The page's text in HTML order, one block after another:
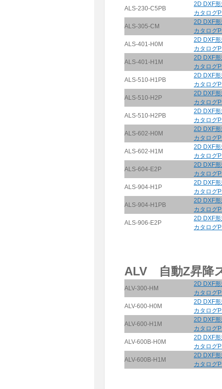
ALS-230-C5PB
2D DXF
カタログ
ALS-305-CM
2D DXF
カタログ
ALS-401-H0M
2D DXF
カタログ
ALS-401-H1M
2D DXF
カタログ
ALS-510-H1PB
2D DXF
カタログ
ALS-510-H2P
2D DXF
カタログ
ALS-510-H2PB
2D DXF
カタログ
ALS-602-H0M
2D DXF
カタログ
ALS-602-H1M
2D DXF
カタログ
ALS-604-E2P
2D DXF
カタログ
ALS-904-H1P
2D DXF
カタログ
ALS-904-H1PB
2D DXF
カタログ
ALS-906-E2P
2D DXF
カタログ
ALV 自動Z昇降
ALV-300-HM
2D DXF
カタログ
ALV-600-H0M
2D DXF
カタログ
ALV-600-H1M
2D DXF
カタログ
ALV-600B-H0M
2D DXF
カタログ
ALV-600B-H1M
2D DXF
カタログ